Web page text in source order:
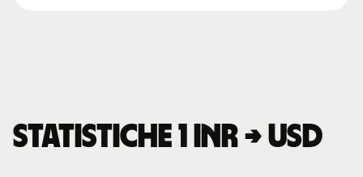
Statistiche 1 INR → USD